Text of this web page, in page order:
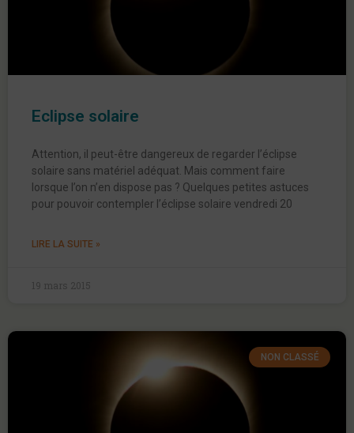
Eclipse solaire
Attention, il peut-être dangereux de regarder l’éclipse
solaire sans matériel adéquat. Mais comment faire
lorsque l’on n’en dispose pas ? Quelques petites astuces
pour pouvoir contempler l’éclipse solaire vendredi 20
LIRE LA SUITE »
19 mars 2015
NON CLASSÉ